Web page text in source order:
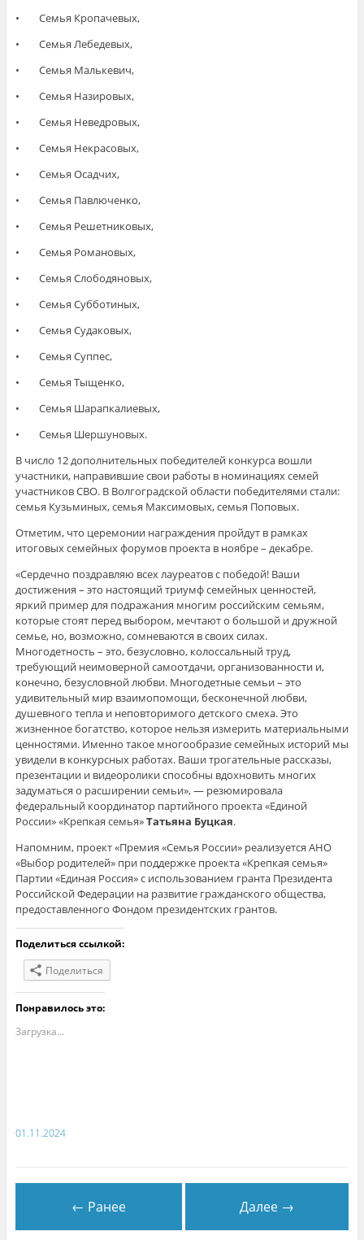
• Семья Кропачевых,
• Семья Лебедевых,
• Семья Малькевич,
• Семья Назировых,
• Семья Неведровых,
• Семья Некрасовых,
• Семья Осадчих,
• Семья Павлюченко,
• Семья Решетниковых,
• Семья Романовых,
• Семья Слободяновых,
• Семья Субботиных,
• Семья Судаковых,
• Семья Суппес,
• Семья Тыщенко,
• Семья Шарапкалиевых,
• Семья Шершуновых.
В число 12 дополнительных победителей конкурса вошли
участники, направившие свои работы в номинациях семей
участников СВО. В Волгоградской области победителями стали:
семья Кузьминых, семья Максимовых, семья Поповых.
Отметим, что церемонии награждения пройдут в рамках
итоговых семейных форумов проекта в ноябре – декабре.
«Сердечно поздравляю всех лауреатов с победой! Ваши
достижения – это настоящий триумф семейных ценностей,
яркий пример для подражания многим российским семьям,
которые стоят перед выбором, мечтают о большой и дружной
семье, но, возможно, сомневаются в своих силах.
Многодетность – это, безусловно, колоссальный труд,
требующий неимоверной самоотдачи, организованности и,
конечно, безусловной любви. Многодетные семьи – это
удивительный мир взаимопомощи, бесконечной любви,
душевного тепла и неповторимого детского смеха. Это
жизненное богатство, которое нельзя измерить материальными
ценностями. Именно такое многообразие семейных историй мы
увидели в конкурсных работах. Ваши трогательные рассказы,
презентации и видеоролики способны вдохновить многих
задуматься о расширении семьи», — резюмировала
федеральный координатор партийного проекта «Единой
России» «Крепкая семья»Татьяна Буцкая.
Напомним, проект «Премия «Семья России» реализуется АНО
«Выбор родителей» при поддержке проекта «Крепкая семья»
Партии «Единая Россия» с использованием гранта Президента
Российской Федерации на развитие гражданского общества,
предоставленного Фондом президентских грантов.
Поделиться ссылкой:
Поделиться
Понравилось это:
Загрузка...
01.11.2024
← Ранее Далее →